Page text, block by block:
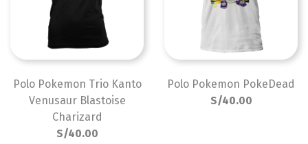
Polo Pokemon Trio Kanto
Venusaur Blastoise
Charizard
S/40.00
Polo Pokemon PokeDead
S/40.00